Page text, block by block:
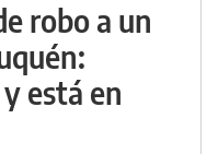
robo a un
está en